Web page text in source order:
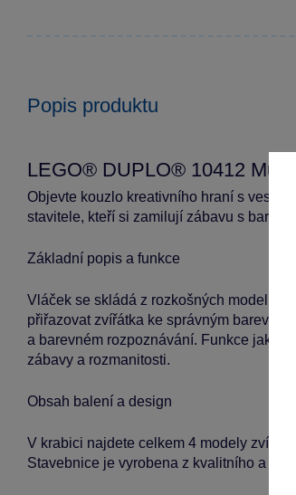
Popis produktu
LEGO® DUPLO® 10412 Můj
Objevte kouzlo kreativního hraní s
stavitele, kteří si zamilují zábavu s
Základní popis a funkce
Vláček se skládá z rozkošných modelů
přiřazovat zvířátka ke správným
a barevném rozpoznávání. Funkce jako
zábavy a rozmanitosti.
Obsah balení a design
V krabici najdete celkem 4 modely
Stavebnice je vyrobena z kvalitního a